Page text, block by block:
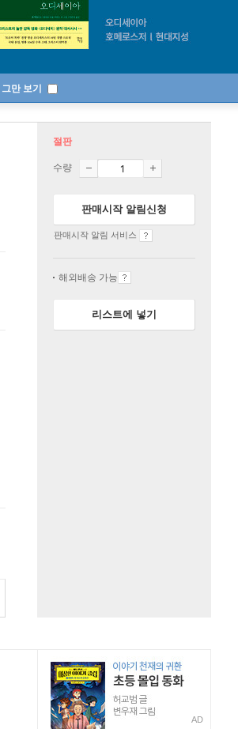
만 보기
절판
수량
판매시작 알림신청
판매시작 알림 서비스
해외배송 가능
리스트에 넣기
AD